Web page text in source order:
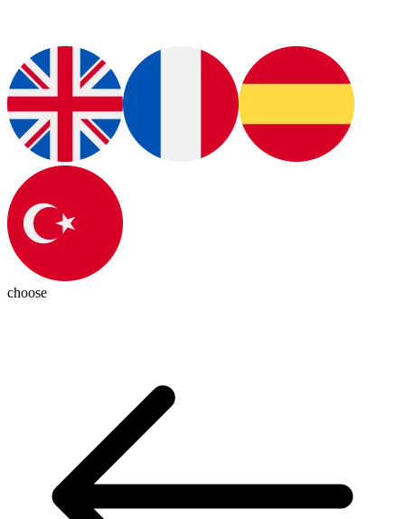
choose